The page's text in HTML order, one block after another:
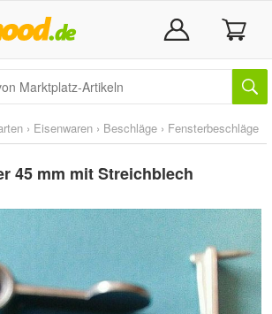
› Eisenwaren › Beschläge › Fensterbeschläge
45 mm mit Streichblech